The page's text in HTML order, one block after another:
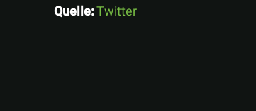
Quelle:Twitter